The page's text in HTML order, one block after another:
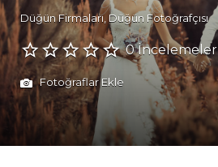
Düğün Firmaları Düğün Fotoğrafçısı
0 İncelemeler
Fotoğraflar Ekle